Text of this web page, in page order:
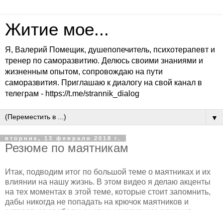
Житие мое...
Я, Валерий Помещик, душепопечитель, психотерапевт и
тренер по саморазвитию. Делюсь своими знаниями и
жизненным опытом, сопровождаю на пути
саморазвития. Приглашаю к диалогу на свой канал в
телеграм - https://t.me/strannik_dialog
▼
вторник, 13 февраля 2018 г.
Резюме по маятникам
Итак, подводим итог по большой теме о маятниках и их
влиянии на нашу жизнь. В этом видео я делаю акценты
на тех моментах в этой теме, которые стоит запомнить,
дабы никогда не попадать на крючок маятников и